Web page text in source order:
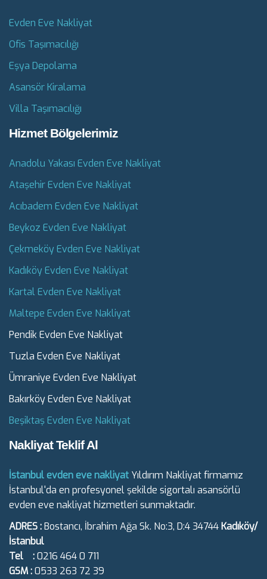
Evden Eve Nakliyat
Ofis Taşımacılığı
Eşya Depolama
Asansör Kiralama
Villa Taşımacılığı
Hizmet Bölgelerimiz
Anadolu Yakası Evden Eve Nakliyat
Ataşehir Evden Eve Nakliyat
Acıbadem Evden Eve Nakliyat
Beykoz Evden Eve Nakliyat
Çekmeköy Evden Eve Nakliyat
Kadıköy Evden Eve Nakliyat
Kartal Evden Eve Nakliyat
Maltepe Evden Eve Nakliyat
Pendik Evden Eve Nakliyat
Tuzla Evden Eve Nakliyat
Ümraniye Evden Eve Nakliyat
Bakırköy Evden Eve Nakliyat
Beşiktaş Evden Eve Nakliyat
Nakliyat Teklif Al
İstanbul evden eve nakliyat Yıldırım Nakliyat firmamız
İstanbul'da en profesyonel şekilde sigortalı asansörlü
evden eve nakliyat hizmetleri sunmaktadır.
ADRES :Bostancı, İbrahim Ağa Sk. No:3, D:4 34744Kadıköy/
İstanbul
Tel :0216 464 0 711
GSM :0533 263 72 39